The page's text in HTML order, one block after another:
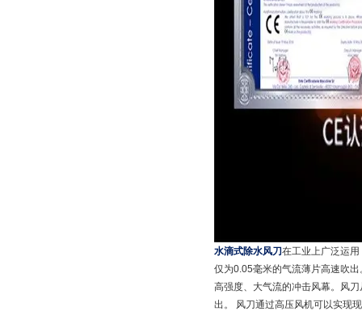
水滴式除水风刀在工业上广泛运
仅为0.05毫米的气流薄片高速吹
高强度、大气流的冲击风幕。风
出。 风刀通过高压风机可以实现